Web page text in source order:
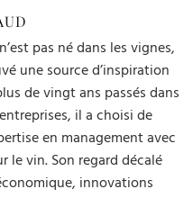
pas né dans les vignes,
une source d’inspiration
de vingt ans passés dans
il a choisi de
en management avec
le vin. Son regard décalé
innovations